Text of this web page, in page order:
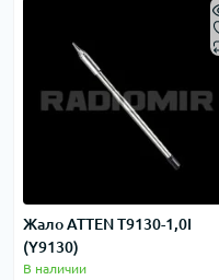
Жало ATTEN T9130-1,0I
(Y9130)
В наличии